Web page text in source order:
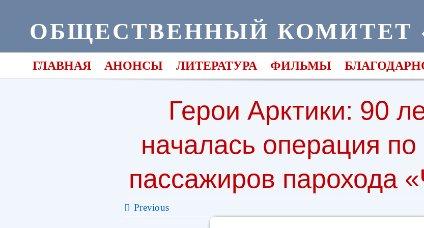
ОБЩЕСТВЕННЫЙ КОМИТЕТ
ГЛАВНАЯ АНОНСЫ ЛИТЕРАТУРА ФИЛЬМЫ
Герои Арктики: 90
началась операция
пассажиров парохода
Previous